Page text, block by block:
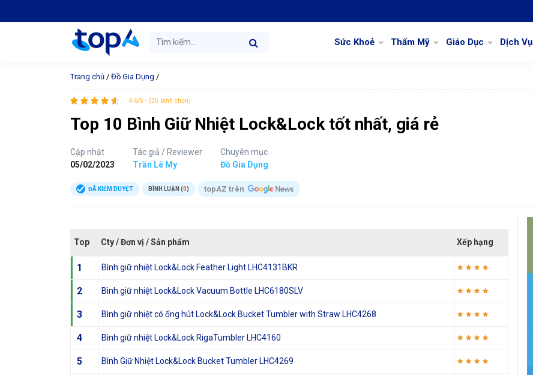
Sức Khoẻ Thẩm Mỹ Giáo Dục Dịch Vụ
Trang chủ / Đồ Gia Dụng /
4.6/5 - (35 bình chọn)
Top 10 Bình Giữ Nhiệt Lock&Lock tốt nhất, giá rẻ
Cập nhật
05/02/2023
Tác giả / Reviewer
Trần Lê My
Chuyên mục
Đồ Gia Dụng
ĐÃ KIỂM DUYỆT BÌNH LUẬN (0) topAZ trên
Top Cty / Đơn vị / Sản phẩm Xếp hạng
1 Bình giữ nhiệt Lock&Lock Feather Light LHC4131BKR
2 Bình giữ nhiệt Lock&Lock Vacuum Bottle LHC6180SLV
3 Bình giữ nhiệt có ống hút Lock&Lock Bucket Tumbler with Straw LHC4268
4 Bình giữ nhiệt Lock&Lock RigaTumbler LHC4160
5 Bình Giữ Nhiệt Lock&Lock Bucket Tumbler LHC4269